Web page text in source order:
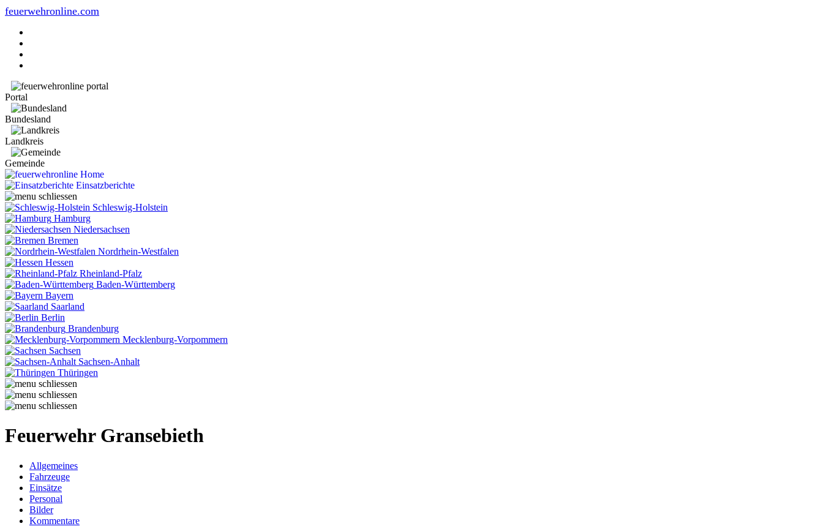
feuerwehronline.com
Portal
Bundesland
Landkreis
Gemeinde
Home
Einsatzberichte
Schleswig-Holstein
Hamburg
Niedersachsen
Bremen
Nordrhein-Westfalen
Hessen
Rheinland-Pfalz
Baden-Württemberg
Bayern
Saarland
Berlin
Brandenburg
Mecklenburg-Vorpommern
Sachsen
Sachsen-Anhalt
Thüringen
Feuerwehr Gransebieth
Allgemeines
Fahrzeuge
Einsätze
Personal
Bilder
Kommentare